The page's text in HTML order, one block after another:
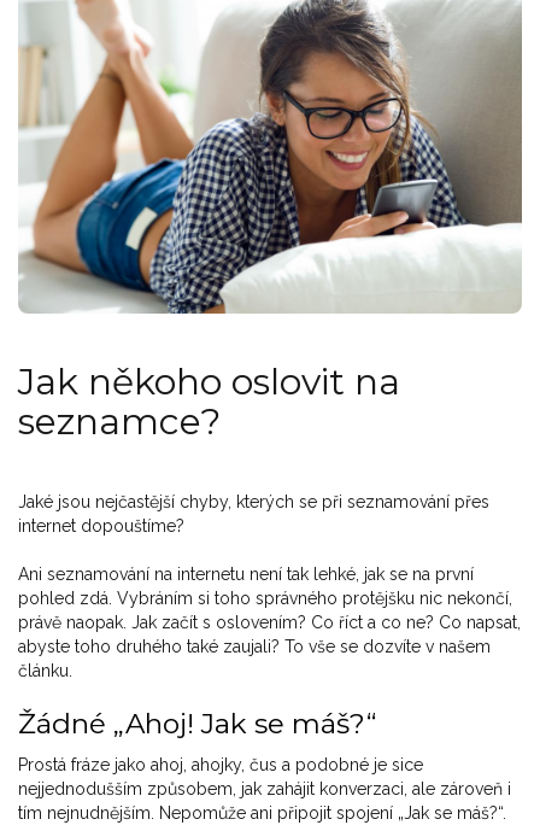
Jak někoho oslovit na
seznamce?
Jaké jsou nejčastější chyby, kterých se při seznamování přes
internet dopouštíme?
Ani seznamování na internetu není tak lehké, jak se na první
pohled zdá. Vybráním si toho správného protějšku nic nekončí,
právě naopak. Jak začít s oslovením? Co říct a co ne? Co napsat,
abyste toho druhého také zaujali? To vše se dozvíte v našem
článku.
Žádné „Ahoj! Jak se máš?“
Prostá fráze jako ahoj, ahojky, čus a podobné je sice
nejjednodušším způsobem, jak zahájit konverzaci, ale zároveň i
tím nejnudnějším. Nepomůže ani připojit spojení „Jak se máš?“.